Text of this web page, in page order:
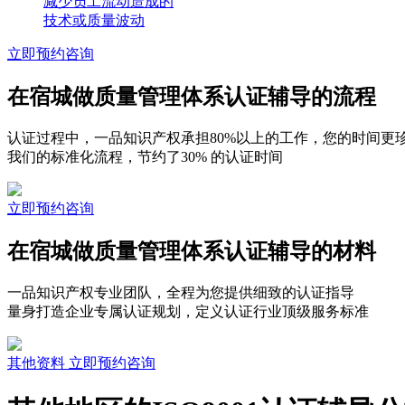
技术或质量波动
立即预约咨询
在宿城做质量管理体系认证辅导的流程
认证过程中，一品知识产权承担80%以上的工作，您的时间更
我们的标准化流程，节约了30% 的认证时间
立即预约咨询
在宿城做质量管理体系认证辅导的材料
一品知识产权专业团队，全程为您提供细致的认证指导
量身打造企业专属认证规划，定义认证行业顶级服务标准
其他资料 立即预约咨询